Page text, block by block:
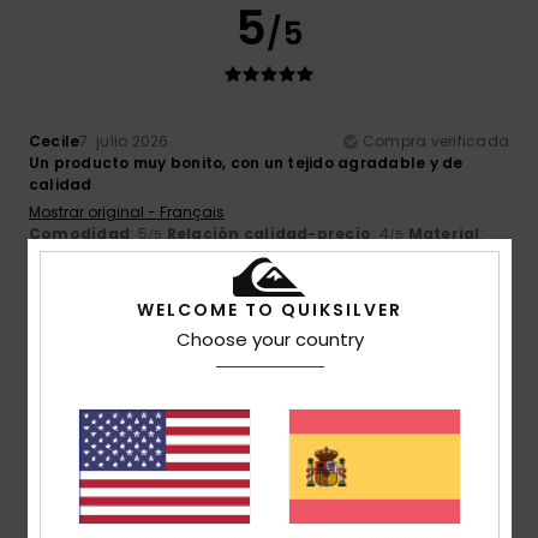
5/5
Cecile7. julio 2026
Compra verificada
Un producto muy bonito, con un tejido agradable y de
calidad
Mostrar original - Français
Comodidad: 5/5 Relación calidad-precio: 4/5 Material:
Color: 5
5/5
Romain6. julio 2026
Un producto perfecto y de gran calidad
Mostrar original - Français
Comodidad: 5/5 Relación calidad-precio
WELCOME TO QUIKSILVER
Choose your country